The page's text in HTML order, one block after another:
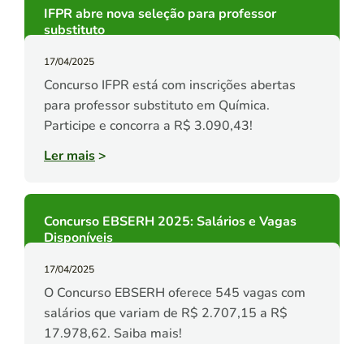
IFPR abre nova seleção para professor
substituto
17/04/2025
Concurso IFPR está com inscrições abertas
para professor substituto em Química.
Participe e concorra a R$ 3.090,43!
Ler mais>
Concurso EBSERH 2025: Salários e Vagas
Disponíveis
17/04/2025
O Concurso EBSERH oferece 545 vagas com
salários que variam de R$ 2.707,15 a R$
17.978,62. Saiba mais!